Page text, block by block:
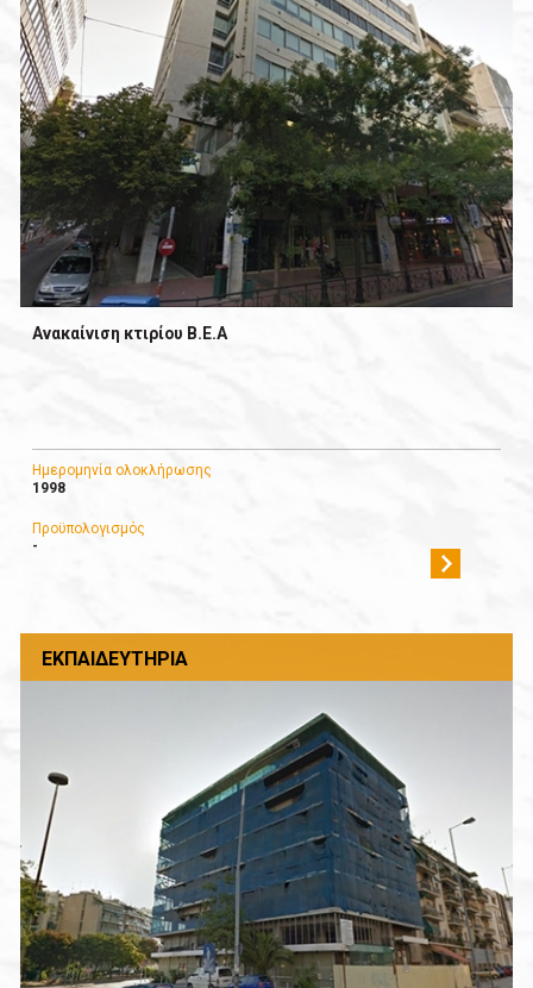
Ανακαίνιση κτιρίου Β.Ε.Α
Ημερομηνία ολοκλήρωσης
1998
Προϋπολογισμός
-
ΕΚΠΑΙΔΕΥΤΉΡΙΑ